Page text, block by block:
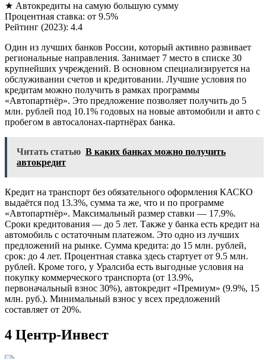
★ Автокредиты на самую большую сумму
Процентная ставка: от 9.5%
Рейтинг (2023): 4.4
Один из лучших банков России, который активно развивает
региональные направления. Занимает 7 место в списке 30
крупнейших учреждений. В основном специализируется на
обслуживании счетов и кредитовании. Лучшие условия по
кредитам можно получить в рамках программы
«Автопартнёр». Это предложение позволяет получить до 5
млн. рублей под 10.1% годовых на новые автомобили и авто с
пробегом в автосалонах-партнёрах банка.
Читать статью В каких банках можно получить
автокредит
Кредит на транспорт без обязательного оформления КАСКО
выдаётся под 13.3%, сумма та же, что и по программе
«Автопартнёр». Максимальный размер ставки — 17.9%.
Сроки кредитования — до 5 лет. Также у банка есть кредит на
автомобиль с остаточным платежом. Это одно из лучших
предложений на рынке. Сумма кредита: до 15 млн. рублей,
срок: до 4 лет. Процентная ставка здесь стартует от 9.5 млн.
рублей. Кроме того, у Уралсиба есть выгодные условия на
покупку коммерческого транспорта (от 13.9%,
первоначальный взнос 30%), автокредит «Премиум» (9.9%, 15
млн. руб.). Минимальный взнос у всех предложений
составляет от 20%.
4 Центр-Инвест